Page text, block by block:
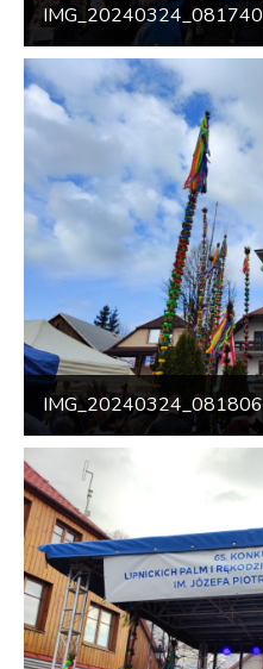
IMG_20240324_081740
IMG_20240324_081806